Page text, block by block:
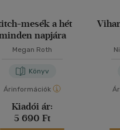
mesék a hét
napjára
Megan Roth
Könyv
Árinformációk
Kiadói ár:
5 690 Ft